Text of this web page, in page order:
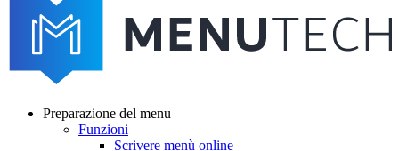
Preparazione del menu
Funzioni
Scrivere menù online